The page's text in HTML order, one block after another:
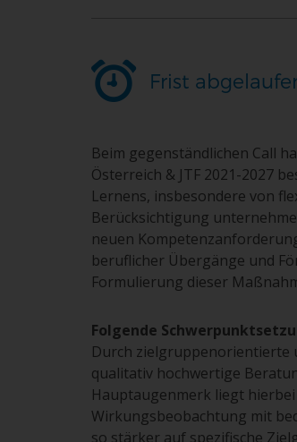
Frist
Beim gegenständlichen Call
Österreich & JTF 2021-2027
Lernens, insbesondere von
Berücksichtigung
neuen
beruflicher Übergänge und
Formulierung dieser
Folgende
Durch zielgruppenorientierte
qualitativ hochwertige
Hauptaugenmerk liegt
Wirkungsbeobachtung mit
so stärker auf spezifische